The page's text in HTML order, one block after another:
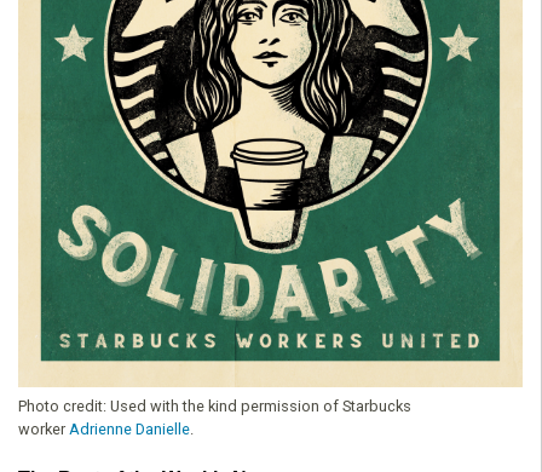
Photo credit: Used with the kind permission of Starbucks
worker Adrienne Danielle